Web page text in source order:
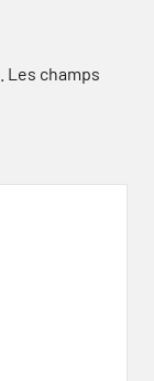
Les champs